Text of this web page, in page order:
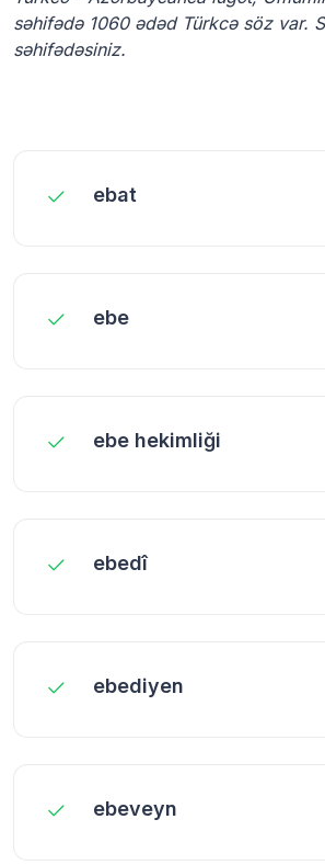
səhifədə 1060 ədəd Türkcə söz var.
səhifədəsiniz.
ebat
ebe
ebe hekimliği
ebedî
ebediyen
ebeveyn